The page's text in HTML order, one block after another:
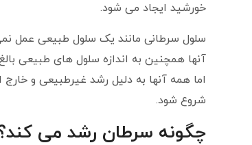
خورشید ایجاد می شود.
سلول سرطانی مانند یک سلول طبیعی عمل
آنها همچنین به اندازه سلول های طبیعی
اما همه آنها به دلیل رشد غیرطبیعی و
شروع شود.
چگونه سرطان رشد می کند